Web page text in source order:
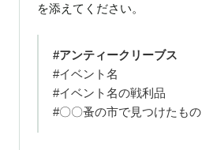
を添えてください。
#アンティークリーブス
#イベント名
#イベント名の戦利品
#〇〇蚤の市で見つけたもの